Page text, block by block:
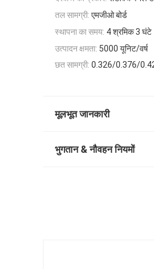
तल सामग्री: एमजीओ बोर्ड
स्थापना का समय: 4 श्रमिक 3 घंटे
उत्पादन क्षमता: 5000 यूनिट/वर्ष
छत सामग्री: 0.326/0.376/
मूलभूत जानकारी
भुगतान & नौवहन नियमों